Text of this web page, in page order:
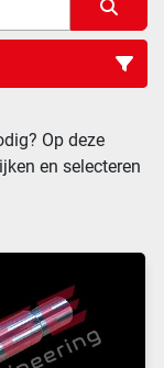
Op deze
en selecteren